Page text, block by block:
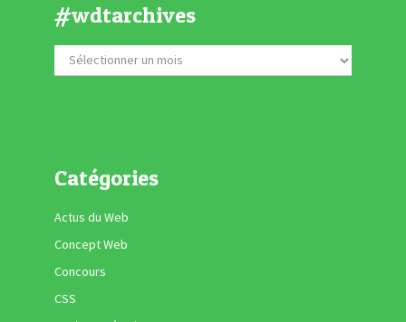
#wdtarchives
Catégories
Actus du Web
Concept Web
Concours
CSS